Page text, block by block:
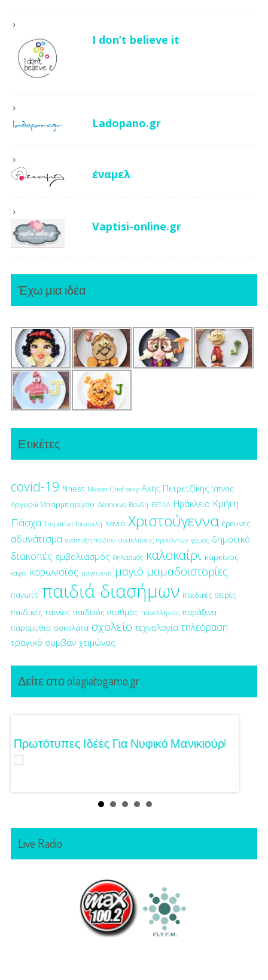
I don’t believe it
Ladopano.gr
έναμελ
Vaptisi-online.gr
Έχω μια ιδέα
Ετικέτες
covid-19 fitness Master Chef sexy Άκης Πετρετζίκης Ύπνος
Αργυρώ Μπαρμπαρίγου Δέσποινα Βανδή ΕΕΤΑΑ Ηράκλειο Κρήτη
Πάσχα Σταματίνα Τσιμτσιλή Χανιά Χριστούγεννα έρευνες
αδυνάτισμα ανάπτυξη παιδιού ανακλήσεις προϊόντων γάμος δημοτικό
διακοπές εμβολιασμός θηλασμός καλοκαίρι καρκίνος
καφές κορωνοϊός μαγειρική μαγιό μαμαδοιστορίες
παγωτό παιδιά διασήμων παιδικές σειρές
παιδικές ταινίες παιδικός σταθμός πανελλήνιες παράξενα
παραμύθια σοκολάτα σχολείο τεχνολογία τηλεόραση
τραγικό συμβάν χειμώνας
Δείτε στο olagiatogamo.gr
Πρωτότυπες Ιδέες Για Νυφικό Μανικιούρ!
Live Radio